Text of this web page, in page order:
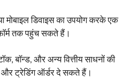
मोबाइल डिवाइस का उपयोग करके एक
तक पहुंच सकते हैं।
बॉन्ड, और अन्य वित्तीय साधनों की
ट्रेडिंग ऑर्डर दे सकते हैं।